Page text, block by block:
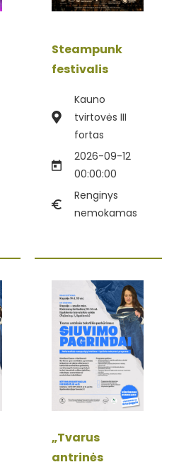
Steampunk
festivalis
Kauno
tvirtovės III
fortas
2026-09-12
00:00:00
Renginys
nemokamas
„Tvarus
antrinės